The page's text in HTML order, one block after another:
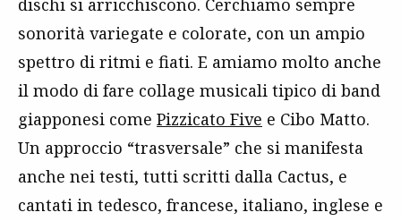
sonorità variegate e colorate, con un ampio
spettro di ritmi e fiati. E amiamo molto anche
il modo di fare collage musicali tipico di band
giapponesi come Pizzicato Five e Cibo Matto.
Un approccio “trasversale” che si manifesta
anche nei testi, tutti scritti dalla Cactus, e
cantati in tedesco, francese, italiano, inglese e